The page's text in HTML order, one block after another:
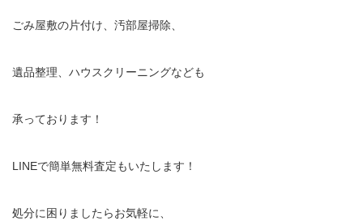
ごみ屋敷の片付け、汚部屋掃除、
遺品整理、ハウスクリーニングなども
承っております！
LINEで簡単無料査定もいたします！
処分に困りましたらお気軽に、